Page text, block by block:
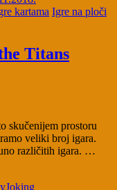
kartama Igre na ploči
Titans
skučenijem prostoru
veliki broj igara.
različitih igara. …
Joking